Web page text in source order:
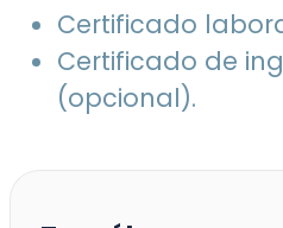
Certificado
Certificado de
(opcional).